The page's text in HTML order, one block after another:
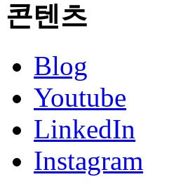
콘텐츠
Blog
Youtube
LinkedIn
Instagram